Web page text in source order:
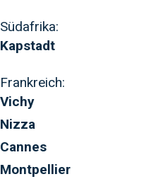
Südafrika:
Kapstadt
Frankreich:
Vichy
Nizza
Cannes
Montpellier